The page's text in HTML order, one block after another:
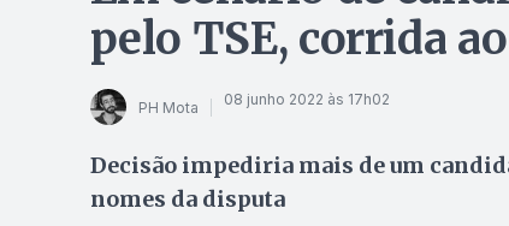
pelo TSE, corrida
PH Mota 08 junho 2022 às 17h02
Decisão impediria mais de um
nomes da disputa